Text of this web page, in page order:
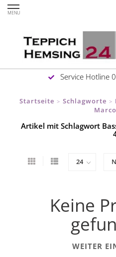
MENU
Service Hotline
Startseite > Schlagworte >
Artikel mit Schlagwort
Keine
WEITER